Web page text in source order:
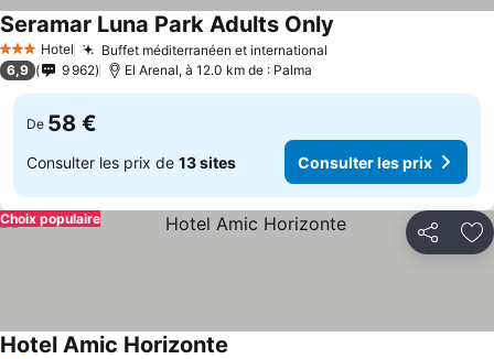
3 ÉtoilesHotel Buffet méditerranéen et international
Seramar Luna Park Adults Only
6,9 9 962 El Arenal, à 12.0 km de : Palma
De 58 €
Consulter les prix de 13 sites Consulter les prix
Partager
Choix populaire
Hotel Amic Horizonte